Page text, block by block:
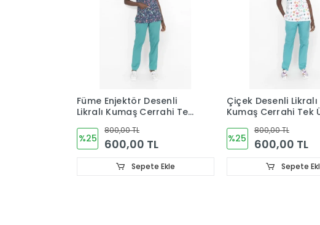
Füme Enjektör Desenli
Likralı Kumaş Cerrahi Tek
%25
800,00 TL
600,00 TL
Sepete Ekle
Çiçek Desenli Likralı
Kumaş Cerrahi Tek
%25
800,00 TL
600,00 TL
Sepete